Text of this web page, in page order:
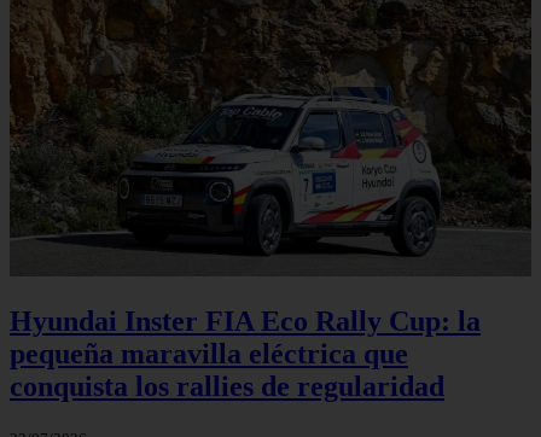
Hyundai Inster FIA Eco Rally Cup: la
pequeña maravilla eléctrica que
conquista los rallies de regularidad